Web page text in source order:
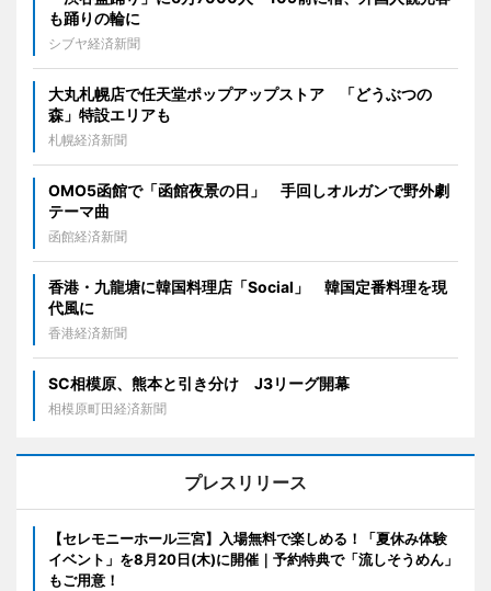
も踊りの輪に
シブヤ経済新聞
大丸札幌店で任天堂ポップアップストア 「どうぶつの
森」特設エリアも
札幌経済新聞
OMO5函館で「函館夜景の日」 手回しオルガンで野外劇
テーマ曲
函館経済新聞
香港・九龍塘に韓国料理店「Social」 韓国定番料理を現
代風に
香港経済新聞
SC相模原、熊本と引き分け J3リーグ開幕
相模原町田経済新聞
プレスリリース
【セレモニーホール三宮】入場無料で楽しめる！「夏休み体験
イベント」を8月20日(木)に開催｜予約特典で「流しそうめん」
もご用意！